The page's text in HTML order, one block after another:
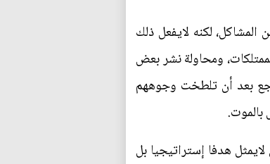
لكنه لايفعل ذلك
ومحاولة نشر بعض
بعد أن تلطخت وجوههم
بالموت.
هدفا إستراتيجيا بل